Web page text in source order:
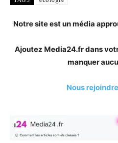
Notre site est un média
Ajoutez Media24.fr dans
manquer
Nous